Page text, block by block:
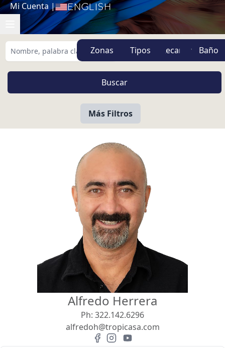
Mi Cuenta | English
Zonas Tipos
Más Filtros
Vista
Pie de Playa Buscar usando:
USD MXN
Menor Precio Primero
Alfredo Herrera
Ph: 322.142.6296
alfredoh@tropicasa.com